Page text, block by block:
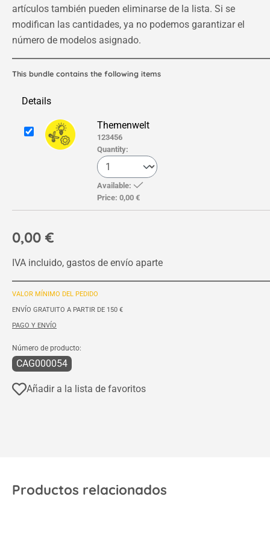
artículos también pueden eliminarse de la lista. Si se
modifican las cantidades, ya no podemos garantizar el
número de modelos asignado.
0,00 €
IVA incluido, gastos de envío aparte
This bundle contains the following items
Details
Themenwelt
123456
Quantity:
Available:
Price: 0,00 €
VALOR MÍNIMO DEL PEDIDO
ENVÍO GRATUITO A PARTIR DE 150 €
PAGO Y ENVÍO
Número de producto:
CAG000054
Añadir a la lista de favoritos
Productos relacionados